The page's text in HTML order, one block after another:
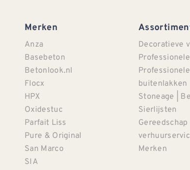
Merken
Anza
Basebeton
Betonlook.nl
Flocx
HPX
Oxidestuc
Parfait Liss
Pure & Original
San Marco
SIA
Decoratieve
Professionele
buitenlakken
Stoneage |
Sierlijsten
Gereedschap
Merken